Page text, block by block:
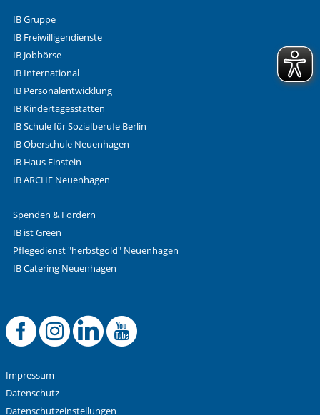
IB Gruppe
IB Freiwilligendienste
IB Jobbörse
IB International
IB Personalentwicklung
IB Kindertagesstätten
IB Schule für Sozialberufe Berlin
IB Oberschule Neuenhagen
IB Haus Einstein
IB ARCHE Neuenhagen
Spenden & Fördern
IB ist Green
Pflegedienst "herbstgold" Neuenhagen
IB Catering Neuenhagen
Offizielle
Offizielle
Offizielle
Impressum
Datenschutz
Datenschutzeinstellungen